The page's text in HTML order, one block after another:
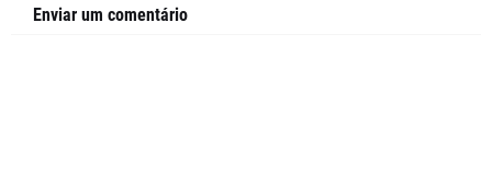
Enviar um comentário